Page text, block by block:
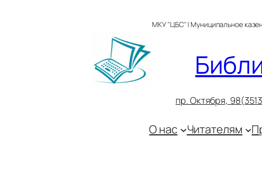
МКУ "ЦБС" | Муниципальное
пр. Октября, 9
О нас Читателям